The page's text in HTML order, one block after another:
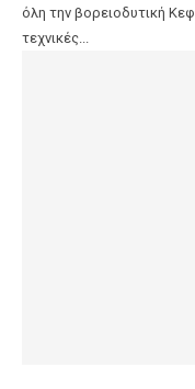
όλη την βορειοδυτική
τεχνικές...